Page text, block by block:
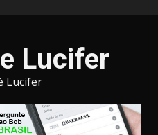
Lucifer
Lucifer